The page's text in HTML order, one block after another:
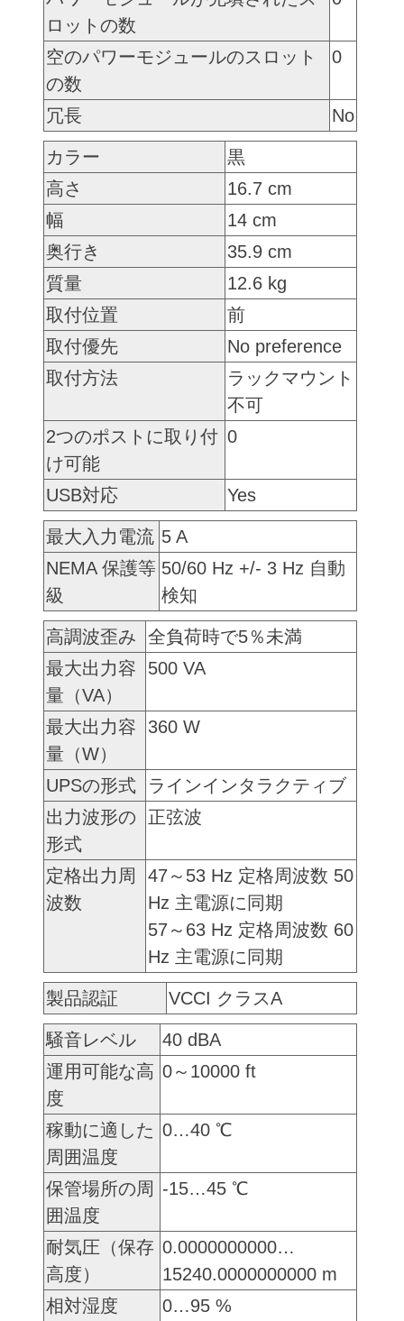
ロットの数
空のパワーモジュールのスロット
の数
0
冗長 No
カラー
黒
高さ
16.7 cm
幅
14 cm
奥行き
35.9 cm
質量
12.6 kg
取付位置
前
取付優先
No preference
取付方法
ラックマウント
不可
2つのポストに取り付
け可能
0
USB対応 Yes
最大入力電流 5 A
NEMA 保護等
級
50/60 Hz +/- 3 Hz 自動
検知
高調波歪み
全負荷時で5％未満
最大出力容
量（VA）
500 VA
最大出力容
量（W）
360 W
UPSの形式
ラインインタラクティブ
出力波形の
形式
正弦波
定格出力周
波数
47～53 Hz 定格周波数 50
Hz 主電源に同期
57～63 Hz 定格周波数 60
Hz 主電源に同期
製品認証 VCCI クラスA
騒音レベル
40 dBA
運用可能な高
度
0～10000 ft
稼動に適した
周囲温度
0…40 ℃
保管場所の周
囲温度
-15…45 ℃
耐気圧（保存
高度）
0.0000000000…
15240.0000000000 m
相対湿度
0…95 %